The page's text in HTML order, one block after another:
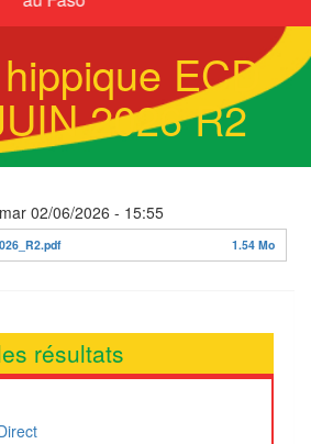
ECD
2026 R2
mar 02/06/2026 - 15:55
1.54 Mo
résultats